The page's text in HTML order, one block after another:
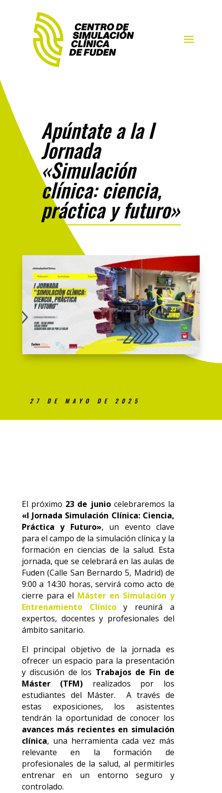
Apúntate a la I
Jornada
«Simulación
clínica: ciencia,
práctica y futuro»
27 DE MAYO DE 2025
El próximo 23 de junio celebraremos la
«I Jornada Simulación Clínica: Ciencia,
Práctica y Futuro», un evento clave
para el campo de la simulación clínica y la
formación en ciencias de la salud. Esta
jornada, que se celebrará en las aulas de
Fuden (Calle San Bernardo 5, Madrid) de
9:00 a 14:30 horas, servirá como acto de
cierre para el Máster en Simulación y
Entrenamiento Clínicoy reunirá a
expertos, docentes y profesionales del
ámbito sanitario.
El principal objetivo de la jornada es
ofrecer un espacio para la presentación
y discusión de los Trabajos de Fin de
Máster (TFM) realizados por los
estudiantes del Máster. A través de
estas exposiciones, los asistentes
tendrán la oportunidad de conocer los
avances más recientes en simulación
clínica, una herramienta cada vez más
relevante en la formación de
profesionales de la salud, al permitirles
entrenar en un entorno seguro y
controlado.